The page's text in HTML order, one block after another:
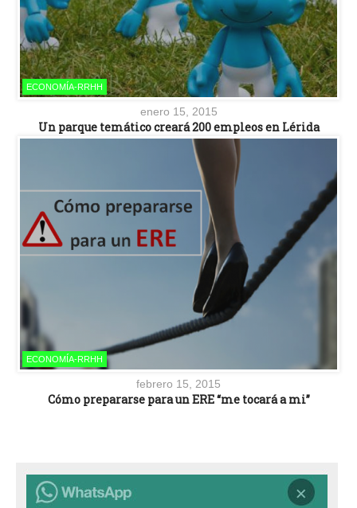
ECONOMÍA-RRHH
enero 15, 2015
Un parque temático creará 200 empleos en Lérida
ECONOMÍA-RRHH
febrero 15, 2015
Cómo prepararse para un ERE “me tocará a mi”